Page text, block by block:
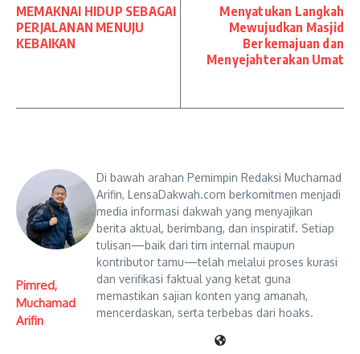
MEMAKNAI HIDUP SEBAGAI
PERJALANAN MENUJU
KEBAIKAN
Menyatukan Langkah
Mewujudkan Masjid
Berkemajuan dan
Menyejahterakan Umat
Pimred,
Muchamad
Arifin
Di bawah arahan Pemimpin Redaksi Muchamad
Arifin, LensaDakwah.com berkomitmen menjadi
media informasi dakwah yang menyajikan
berita aktual, berimbang, dan inspiratif. Setiap
tulisan—baik dari tim internal maupun
kontributor tamu—telah melalui proses kurasi
dan verifikasi faktual yang ketat guna
memastikan sajian konten yang amanah,
mencerdaskan, serta terbebas dari hoaks.